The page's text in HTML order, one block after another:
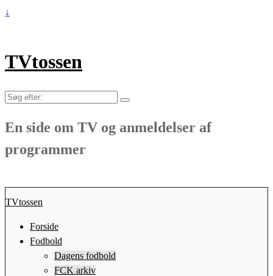
↓
TVtossen
Søg
En side om TV og anmeldelser af
programmer
TVtossen
Forside
Fodbold
Dagens fodbold
FCK arkiv